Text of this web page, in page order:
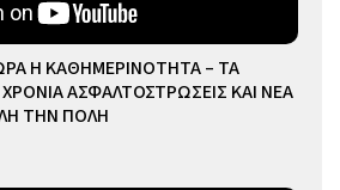
Η ΚΑΘΗΜΕΡΙΝΟΤΗΤΑ – ΤΑ
ΑΣΦΑΛΤΟΣΤΡΩΣΕΙΣ ΚΑΙ ΝΕΑ
ΤΗΝ ΠΟΛΗ